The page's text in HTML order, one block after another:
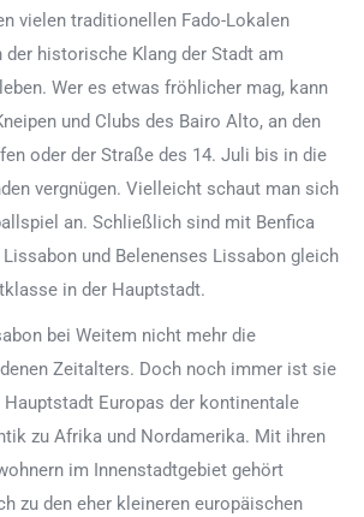
vielen traditionellen Fado-Lokalen
historische Klang der Stadt am
Wer es etwas fröhlicher mag, kann
und Clubs des Bairo Alto, an den
oder der Straße des 14. Juli bis in die
vergnügen. Vielleicht schaut man sich
an. Schließlich sind mit Benfica
und Belenenses Lissabon gleich
in der Hauptstadt.
bei Weitem nicht mehr die
Zeitalters. Doch noch immer ist sie
Europas der kontinentale
zu Afrika und Nordamerika. Mit ihren
im Innenstadtgebiet gehört
zu den eher kleineren europäischen